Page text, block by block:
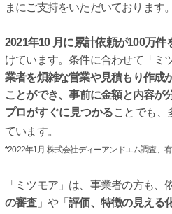
まにご支持をいただいております。
2021年10 月に累計依頼が100万
けています。条件に合わせて「ミ
業者を煩雑な営業や見積もり作成
ことができ、事前に金額と内容が
プロがすぐに見つかることでも、
ています。
*2022年1月 株式会社ディーアンドエム調査、
「ミツモア」は、事業者の方も
の審査」や「評価、特徴の見える